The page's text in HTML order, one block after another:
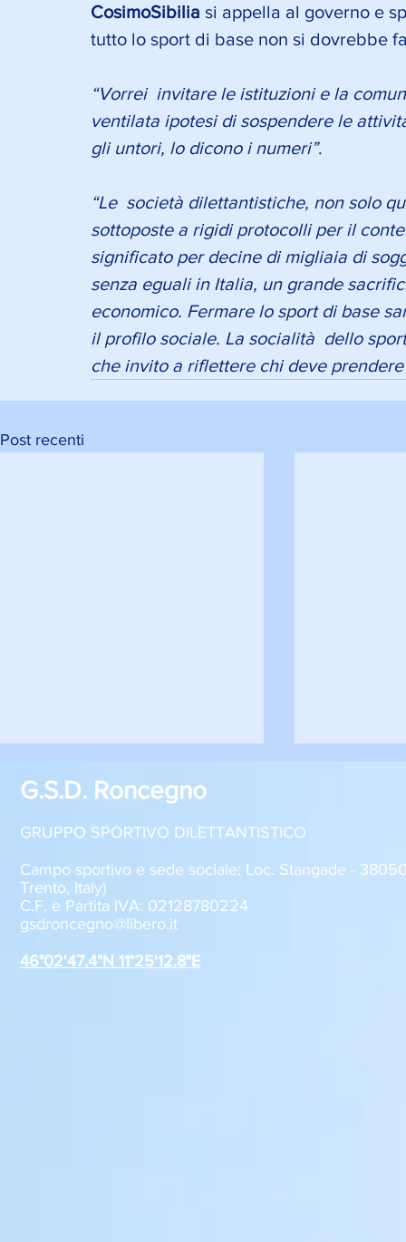
CosimoSibilia si appella al governo e
tutto lo sport di base non si dovrebbe
“Vorrei  invitare le istituzioni e la
ventilata ipotesi di sospendere le
gli untori, lo dicono i numeri”.
“Le  società dilettantistiche, non solo
sottoposte a rigidi protocolli per il
significato per decine di migliaia di
senza eguali in Italia, un grande
economico. Fermare lo sport di base
il profilo sociale. La socialità  dello
che invito a riflettere chi deve
Post recenti
Sabato 8 agosto, il GSD
Roncegno alla Festa della
G.S.D. Roncegno
GRUPPO SPORTIVO DILETTANTISTICO
Campo sportivo e sede sociale: Loc. Stangade -
Trento, Italy)
C.F. e Partita IVA: 02128780224
gsdroncegno@libero.it
46°02'47.4"N 11°25'12.8"E